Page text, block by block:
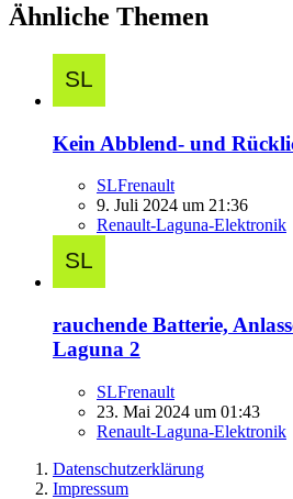
Ähnliche Themen
Kein Abblend- und
SLFrenault
9. Juli 2024 um 21:36
Renault-Laguna-Elektronik
rauchende Batterie,
Laguna 2
SLFrenault
23. Mai 2024 um 01:43
Renault-Laguna-Elektronik
Datenschutzerklärung
Impressum